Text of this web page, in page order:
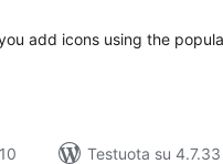
add icons using the
Testuota su 4.7.33